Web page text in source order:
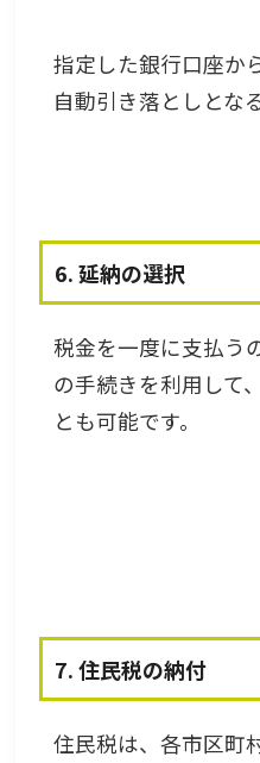
指定した銀行口座か
自動引き落としとな
6. 延納の選択
税金を一度に支払う
の手続きを利用して
とも可能です。
7. 住民税の納付
住民税は、各市区町